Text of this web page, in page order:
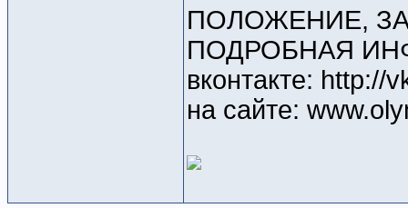
ПОЛОЖЕНИЕ,
ПОДРОБНАЯ
вконтакте: http://
на сайте: